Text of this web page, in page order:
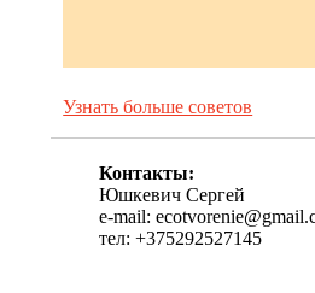
Узнать больше советов
Контакты:
Юшкевич Сергей
e-mail:
тел: +375292527145